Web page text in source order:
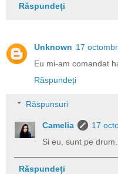
Răspundeți
Unknown 17
Eu mi-am comandat
Răspundeți
Răspunsuri
Camelia
17
Si eu, sunt pe
Răspundeți